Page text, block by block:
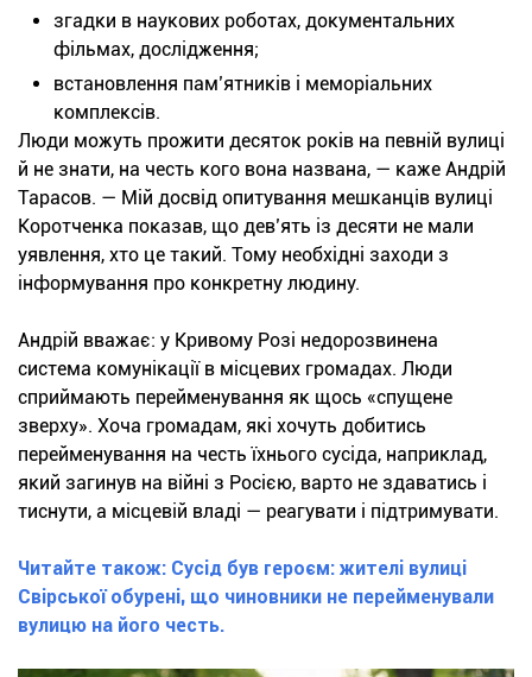
згадки в наукових роботах, документальних
фільмах, дослідження;
встановлення пам’ятників і меморіальних
комплексів.
Люди можуть прожити десяток років на певній вулиці
й не знати, на честь кого вона названа, — каже Андрій
Тарасов. — Мій досвід опитування мешканців вулиці
Коротченка показав, що дев’ять із десяти не мали
уявлення, хто це такий. Тому необхідні заходи з
інформування про конкретну людину.
Андрій вважає: у Кривому Розі недорозвинена
система комунікації в місцевих громадах. Люди
сприймають перейменування як щось «спущене
зверху». Хоча громадам, які хочуть добитись
перейменування на честь їхнього сусіда, наприклад,
який загинув на війні з Росією, варто не здаватись і
тиснути, а місцевій владі — реагувати і підтримувати.
Читайте також: Сусід був героєм: жителі вулиці
Свірської обурені, що чиновники не перейменували
вулицю на його честь.